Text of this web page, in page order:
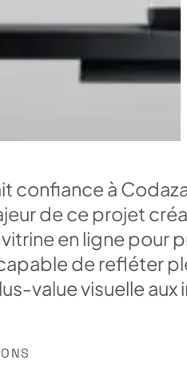
confiance à
de ce projet
en ligne pour
de refléter
value visuelle aux